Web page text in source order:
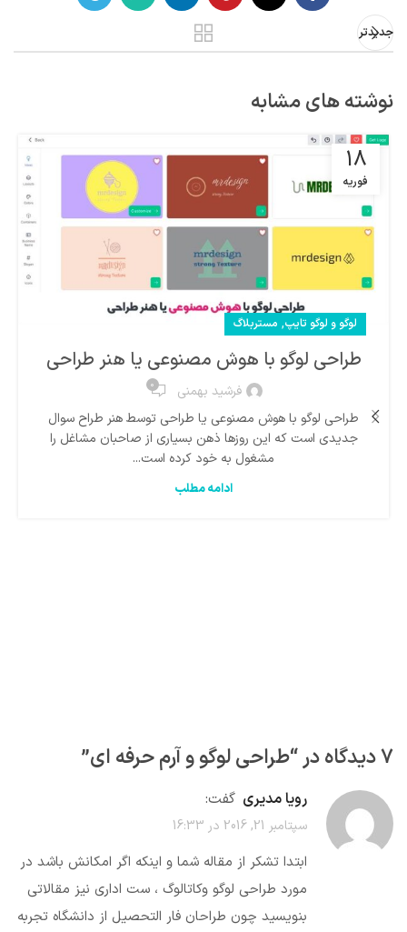
جدیدتر
نوشته های مشابه
18
فوریه
لوگو و لوگو تایپ, مستربلاگ
طراحی لوگو با هوش مصنوعی یا هنر طراحی
فرشید بهمنی 0
طراحی لوگو با هوش مصنوعی یا طراحی توسط هنر طراح سوال
جدیدی است که این روزها ذهن بسیاری از صاحبان مشاغل را
مشغول به خود کرده است...
ادامه مطلب
7 دیدگاه در “ طراحی لوگو و آرم حرفه ای”
رویا مدیری گفت:
سپتامبر 21, 2016 در 16:33
ابتدا تشکر از مقاله شما و اینکه اگر امکانش باشد در
مورد طراحی لوگو وکاتالوگ ، ست اداری نیز مقالاتی
بنویسید چون طراحان فار التحصیل از دانشگاه تجربه